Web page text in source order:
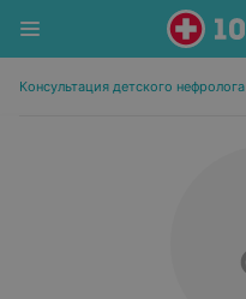
Консультация детского нефролога